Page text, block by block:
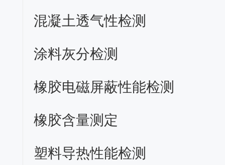
混凝土透气性检测
涂料灰分检测
橡胶电磁屏蔽性能检测
橡胶含量测定
塑料导热性能检测